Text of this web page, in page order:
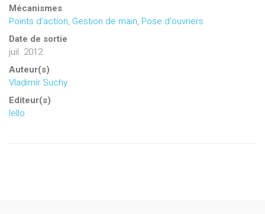
Mécanismes
Points d'action, Gestion de main, Pose d'ouvriers
Date de sortie
juil. 2012
Auteur(s)
Vladimír Suchy
Editeur(s)
Iello